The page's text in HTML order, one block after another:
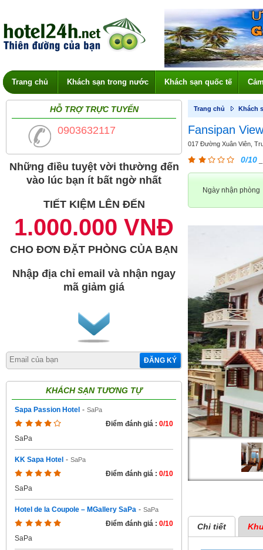
Trang chủ Khách sạn trong nước Khách sạn quốc tế
HỖ TRỢ TRỰC TUYẾN
0903632117
Những điều tuyệt vời thường đến
vào lúc bạn ít bất ngờ nhất
TIẾT KIỆM LÊN ĐẾN
1.000.000 VNĐ
CHO ĐƠN ĐẶT PHÒNG CỦA BẠN
Nhập địa chỉ email và nhận ngay
mã giảm giá
ĐĂNG KÝ
KHÁCH SẠN TƯƠNG TỰ
Sapa Passion Hotel - SaPa
Điểm đánh giá : 0/10
SaPa
KK Sapa Hotel - SaPa
Điểm đánh giá : 0/10
SaPa
Hotel de la Coupole – MGallery SaPa - SaPa
Điểm đánh giá : 0/10
SaPa
Trang chủ Khách
Fansipan
017 Đường Xuân Viên,
0/10
Ngày nhận phòng
Chi tiết